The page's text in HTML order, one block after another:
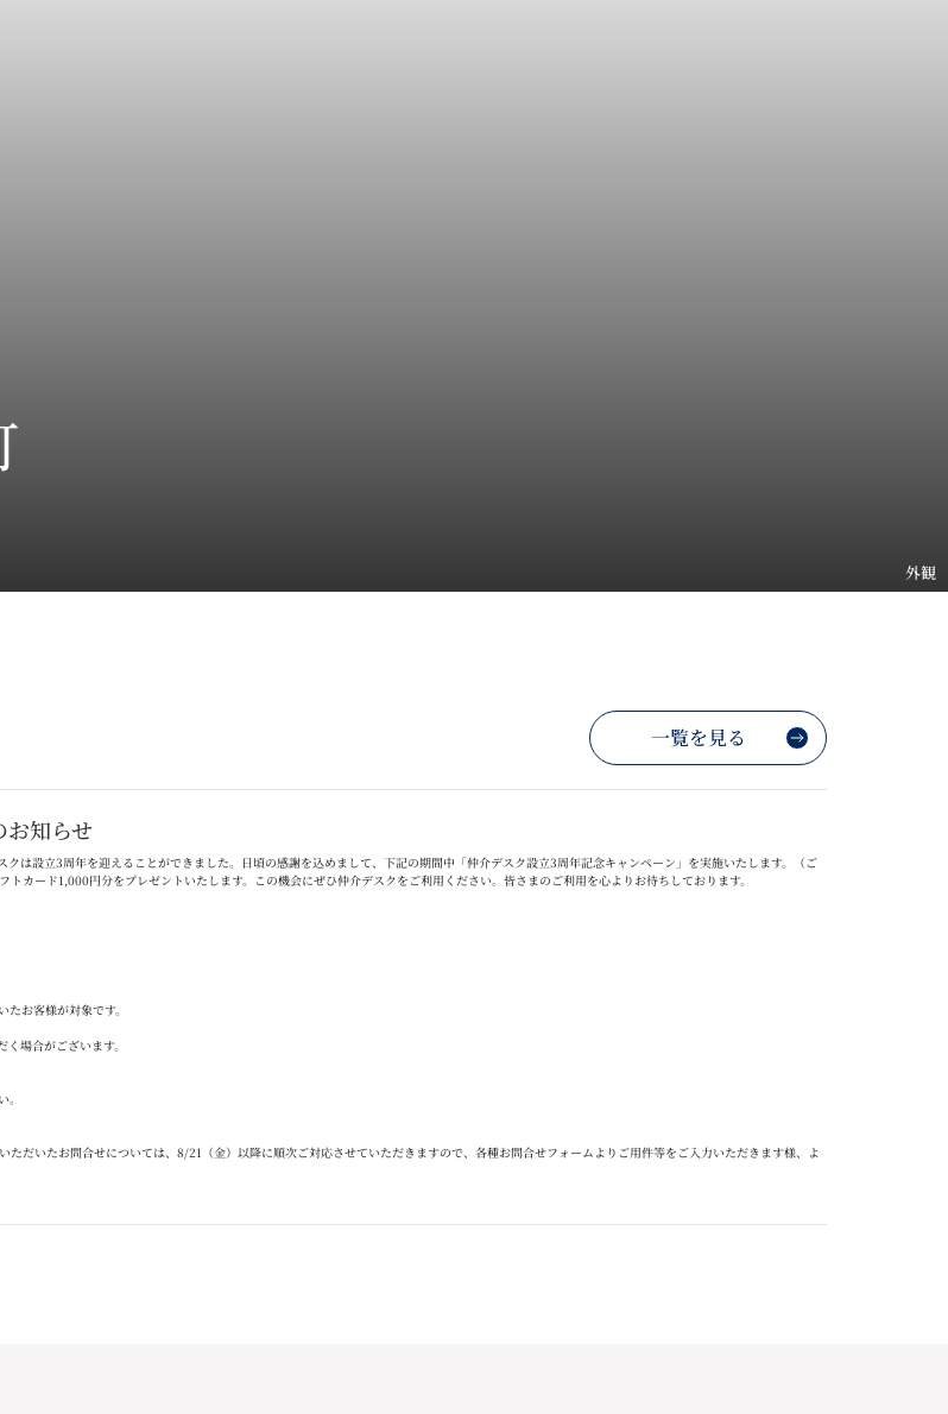
外観
一覧を見る
知らせ
クは設立3周年を迎えることができました。日頃の感謝を込めまして、下記の期間中「仲介デスク設立3周年記念キャンペーン」を実施いたします。（ご
トカード1,000円分をプレゼントいたします。この機会にぜひ仲介デスクをご利用ください。 皆さまのご利用を心よりお待ちしております。
お客様が対象です。
場合がございます。
。
ただいたお問合せについては、 8/21 （金）以降に順次ご対応させていただきますので、各種お問合せフォームよりご用件等をご入力いただきます様、よ